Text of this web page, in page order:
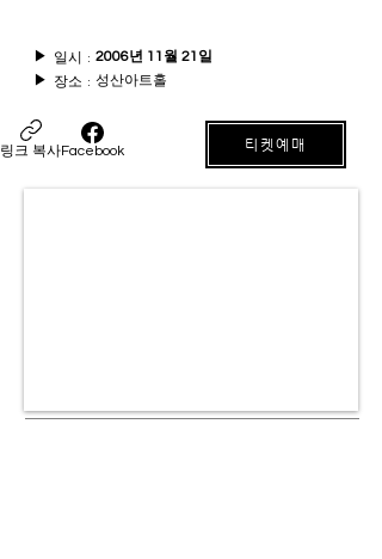
2006년 11월 21일
일시 :
▶
▶
장소 : 성산아트홀
링크 복사Facebook 티켓예매